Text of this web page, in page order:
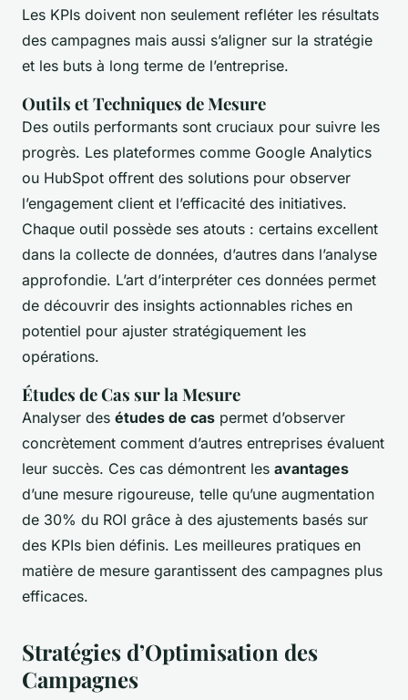
Les KPIs doivent non seulement refléter les résultats
des campagnes mais aussi s’aligner sur la stratégie
et les buts à long terme de l’entreprise.
Outils et Techniques de Mesure
Des outils performants sont cruciaux pour suivre les
progrès. Les plateformes comme Google Analytics
ou HubSpot offrent des solutions pour observer
l’engagement client et l’efficacité des initiatives.
Chaque outil possède ses atouts : certains excellent
dans la collecte de données, d’autres dans l’analyse
approfondie. L’art d’interpréter ces données permet
de découvrir des insights actionnables riches en
potentiel pour ajuster stratégiquement les
opérations.
Études de Cas sur la Mesure
Analyser des études de cas permet d’observer
concrètement comment d’autres entreprises évaluent
leur succès. Ces cas démontrent les avantages
d’une mesure rigoureuse, telle qu’une augmentation
de 30% du ROI grâce à des ajustements basés sur
des KPIs bien définis. Les meilleures pratiques en
matière de mesure garantissent des campagnes plus
efficaces.
Stratégies d’Optimisation des
Campagnes